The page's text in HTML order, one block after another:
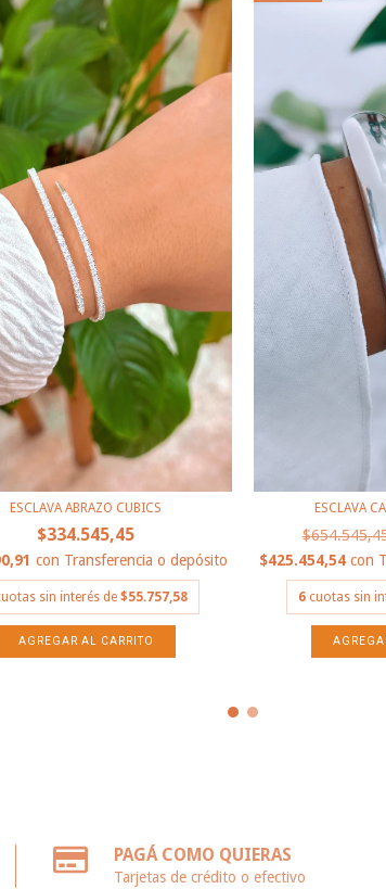
ESCLAVA ABRAZO CUBICS
$334.545,45
con Transferencia o depósito
sin interés de $55.757,58
ESCLAVA
$425.454,54 con
6 cuotas sin
PAGÁ COMO QUIERAS
Tarjetas de crédito o efectivo